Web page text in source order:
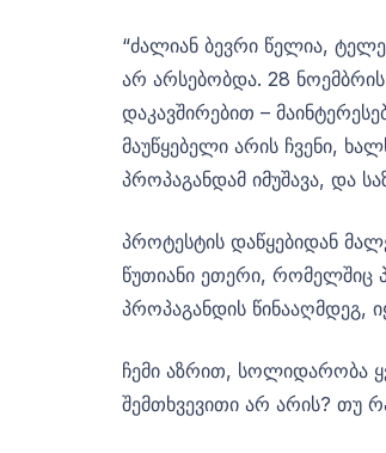
“ძალიან ბევრი წელია,
არ არსებობდა. 28
დაკავშირებით –
მაუწყებელი არის ჩვენი,
პროპაგანდამ იმუშავა, და
პროტესტის დაწყებიდან
წუთიანი ეთერი, რომელშიც
პროპაგანდის წინააღმდეგ,
ჩემი აზრით, სოლიდარობა
შემთხვევითი არ არის? თუ